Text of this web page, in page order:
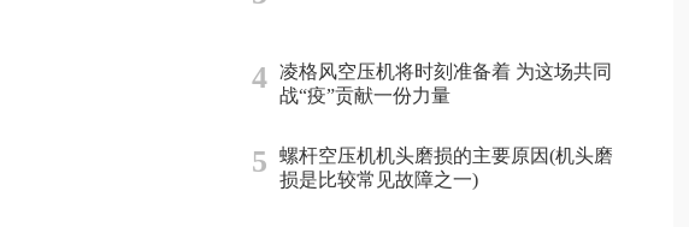
4
凌格风空压机将时刻准备着 为这场共同
战“疫”贡献一份力量
5
螺杆空压机机头磨损的主要原因(机头磨
损是比较常见故障之一)